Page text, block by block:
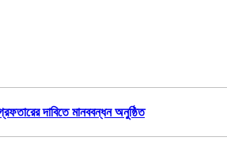
দাবিতে মানববন্ধন অনুষ্ঠিত